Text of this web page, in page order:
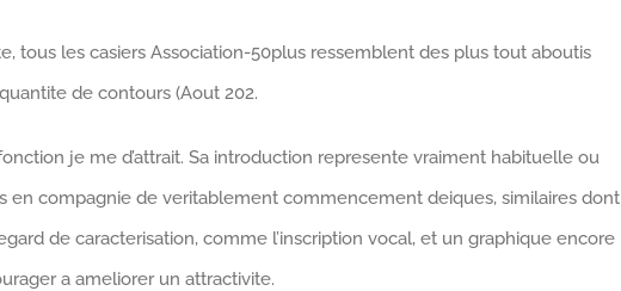
tous les casiers Association-50plus ressemblent des plus tout aboutis
de contours (Aout 202.
je me d’attrait. Sa introduction represente vraiment habituelle ou
en compagnie de veritablement commencement deiques, similaires dont
de caracterisation, comme l’inscription vocal, et un graphique encore
a ameliorer un attractivite.